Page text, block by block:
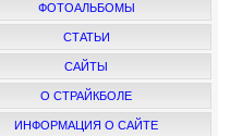
ФОТОАЛЬБОМЫ
СТАТЬИ
САЙТЫ
О СТРАЙКБОЛЕ
ИНФОРМАЦИЯ О САЙТЕ